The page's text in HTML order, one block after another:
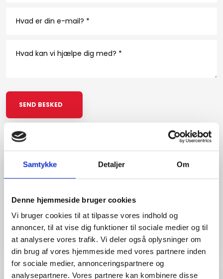
Samtykke Detaljer Om
Denne hjemmeside bruger cookies
Vi bruger cookies til at tilpasse vores indhold og
annoncer, til at vise dig funktioner til sociale medier og til
at analysere vores trafik. Vi deler også oplysninger om
din brug af vores hjemmeside med vores partnere inden
for sociale medier, annonceringspartnere og
analysepartnere. Vores partnere kan kombinere disse
Det siger vores kunder​
Helle Andersen